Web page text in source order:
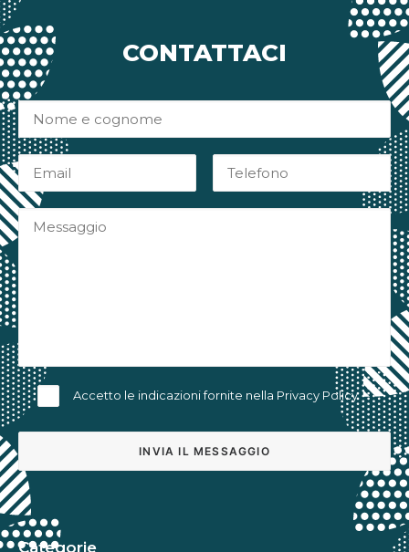
CONTATTACI
Accetto le indicazioni fornite nella Privacy Policy
Categorie